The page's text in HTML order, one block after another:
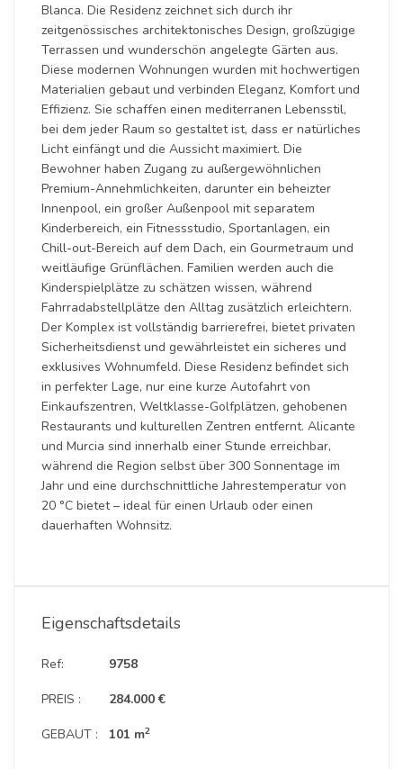
Blanca. Die Residenz zeichnet sich durch ihr
zeitgenössisches architektonisches Design, großzügige
Terrassen und wunderschön angelegte Gärten aus.
Diese modernen Wohnungen wurden mit hochwertigen
Materialien gebaut und verbinden Eleganz, Komfort und
Effizienz. Sie schaffen einen mediterranen Lebensstil,
bei dem jeder Raum so gestaltet ist, dass er natürliches
Licht einfängt und die Aussicht maximiert. Die
Bewohner haben Zugang zu außergewöhnlichen
Premium-Annehmlichkeiten, darunter ein beheizter
Innenpool, ein großer Außenpool mit separatem
Kinderbereich, ein Fitnessstudio, Sportanlagen, ein
Chill-out-Bereich auf dem Dach, ein Gourmetraum und
weitläufige Grünflächen. Familien werden auch die
Kinderspielplätze zu schätzen wissen, während
Fahrradabstellplätze den Alltag zusätzlich erleichtern.
Der Komplex ist vollständig barrierefrei, bietet privaten
Sicherheitsdienst und gewährleistet ein sicheres und
exklusives Wohnumfeld. Diese Residenz befindet sich
in perfekter Lage, nur eine kurze Autofahrt von
Einkaufszentren, Weltklasse-Golfplätzen, gehobenen
Restaurants und kulturellen Zentren entfernt. Alicante
und Murcia sind innerhalb einer Stunde erreichbar,
während die Region selbst über 300 Sonnentage im
Jahr und eine durchschnittliche Jahrestemperatur von
20 °C bietet – ideal für einen Urlaub oder einen
dauerhaften Wohnsitz.
Eigenschaftsdetails
Ref:
PREIS :
GEBAUT :
9758
284.000 €
101 m2